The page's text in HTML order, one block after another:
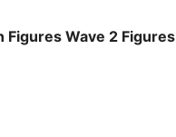
Wave 2 Figures